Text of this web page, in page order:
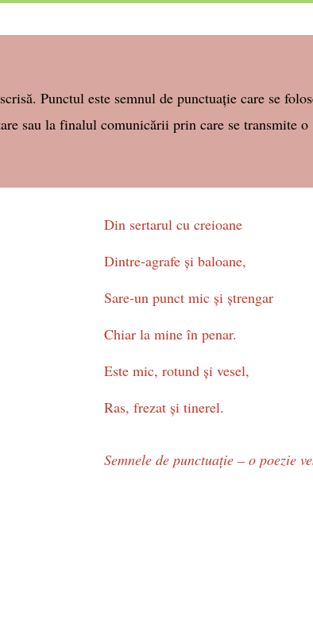
Punctul este semnul de punctuație care se
sau la finalul comunicării prin care se transmite o
Din sertarul cu creioane
Dintre-agrafe şi baloane,
Sare-un punct mic şi ştrengar
Chiar la mine în penar.
Este mic, rotund şi vesel,
Ras, frezat şi tinerel.
Semnele de punctuaţie – o poezie